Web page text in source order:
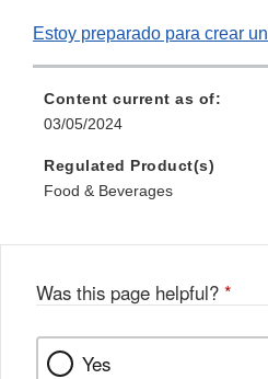
Estoy preparado para crear
Content current as of:
03/05/2024
Regulated Product(s)
Food & Beverages
Was this page helpful? *
Yes